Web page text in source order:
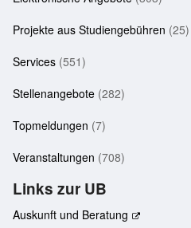
Projekte aus Studiengebühren (25)
Services (551)
Stellenangebote (282)
Topmeldungen (7)
Veranstaltungen (708)
Links zur UB
Auskunft und Beratung